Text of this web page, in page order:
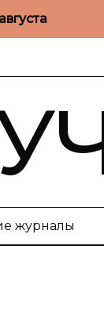
журналы